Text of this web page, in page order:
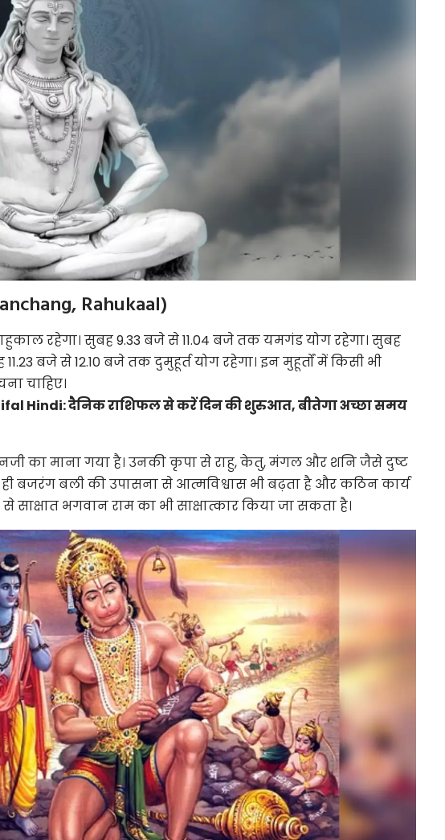
Rahukaal)
रहेगा। सुबह 9.33 बजे से 11.04 बजे तक यमगंड योग रहेगा। सुबह
बजे से 12.10 बजे तक दुमुहूर्त योग रहेगा। इन मुहूर्तों में किसी भी
चाहिए।
Hindi: दैनिक राशिफल से करें दिन की शुरुआत, बीतेगा अच्छा समय
का माना गया है। उनकी कृपा से राहु, केतु, मंगल और शनि जैसे दुष्ट
बजरंग बली की उपासना से आत्मविश्वास भी बढ़ता है और कठिन कार्य
साक्षात भगवान राम का भी साक्षात्कार किया जा सकता है।